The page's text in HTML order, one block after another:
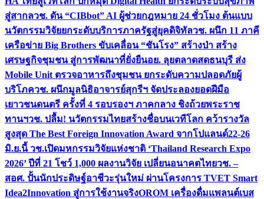
สู่สากลวช. ดัน “CIBbot” AI ผู้ช่วยกฎหมาย 24 ชั่วโมง ต้นแบบ
นวัตกรรมวิจัยยกระดับบริการภาครัฐสู่ยุคดิจิทัลวช. ผนึก 11 ภาคี
เครือข่าย Big Brothers ขับเคลื่อน “ชันโรง” สร้างป่า สร้าง
เศรษฐกิจชุมชน สู่การพัฒนาที่ยั่งยืนอย. ลุยตลาดสดธนบุรี ส่ง
Mobile Unit ตรวจอาหารถึงชุมชน ยกระดับความปลอดภัยผู้
บริโภควช. ผนึกมูลนิธิอาจารย์สุกรีฯ จัดประลองยอดฝีมือ
เยาวชนดนตรี ครั้งที่ 4 รอบรองฯ ภาคกลาง ชิงถ้วยพระราช
ทานฯวช. ปลื้ม! นวัตกรรมไทยสร้างชื่อบนเวทีโลก คว้ารางวัล
สูงสุด The Best Foreign Innovation Award จากโปแลนด์22-26
มิ.ย.นี้ วช.เปิดมหกรรมวิจัยแห่งชาติ ‘Thailand Research Expo
2026’ ปีที่ 21 โชว์ 1,000 ผลงานวิจัย เปลี่ยนอนาคตไทยวช. –
สอศ. ปั้นนักประดิษฐ์อาชีวะรุ่นใหม่ ผ่านโครงการ TVET Smart
Idea2Innovation สู่การใช้งานจริงOROM เครื่องดื่มแพลนต์เบส